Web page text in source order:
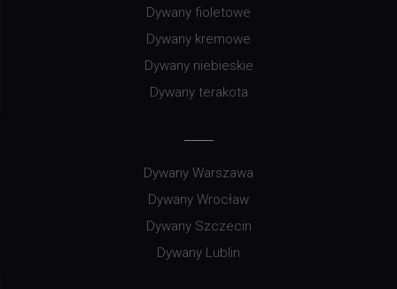
Dywany fioletowe
Dywany kremowe
Dywany niebieskie
Dywany terakota
Dywany Warszawa
Dywany Wrocław
Dywany Szczecin
Dywany Lublin